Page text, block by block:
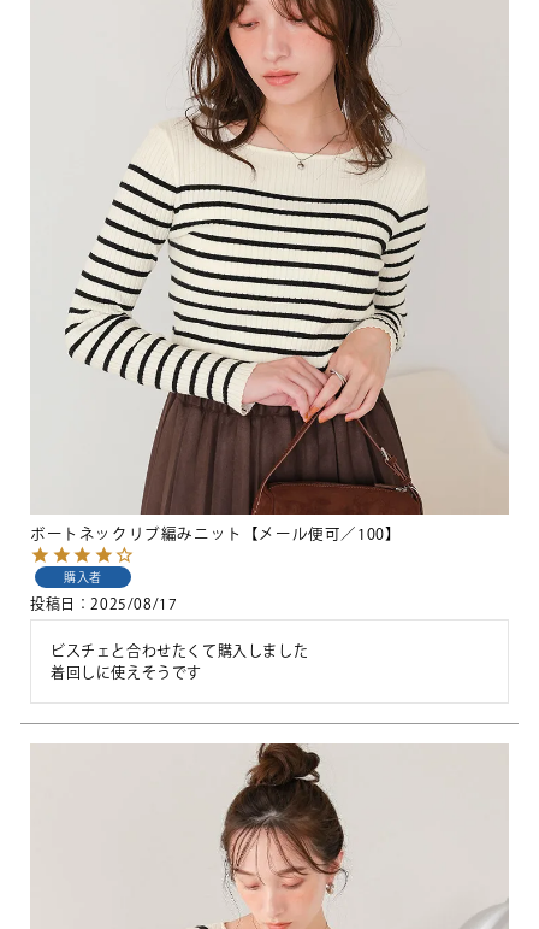
ボートネックリブ編みニット【メール便可／100】
購入者
投稿日 2025/08/17
ビスチェと合わせたくて購入しました
着回しに使えそうです